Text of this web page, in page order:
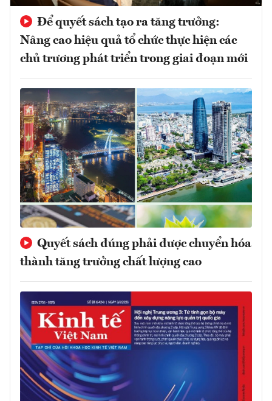
Để quyết sách tạo ra tăng trưởng:
Nâng cao hiệu quả tổ chức thực hiện các
chủ trương phát triển trong giai đoạn mới
Quyết sách đúng phải được chuyển hóa
thành tăng trưởng chất lượng cao